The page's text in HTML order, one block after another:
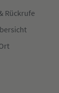
Rückrufe